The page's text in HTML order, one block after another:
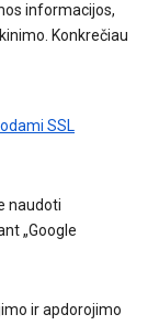
informacijos,
Konkrečiau
SSL
naudoti
„Google
ir apdorojimo